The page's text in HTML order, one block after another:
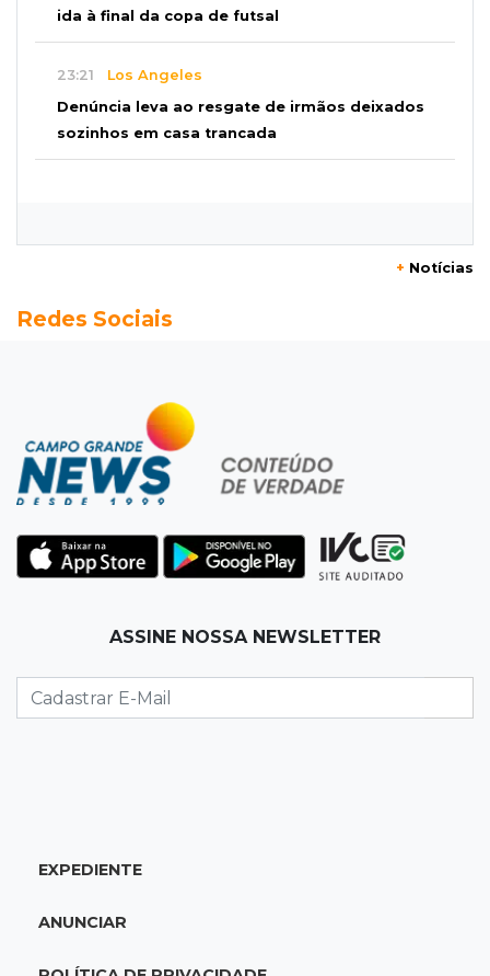
ida à final da copa de futsal
23:21 Los Angeles
Denúncia leva ao resgate de irmãos deixados
sozinhos em casa trancada
formação de ciclone bomba
23:00Ideb
Chapadão do Sul
Homem é baleado após apontar revólver para
policiais militares
22:42Resumão
Palmeiras e Vasco confirmam vagas nas
Eleitorado aprova teste da urna, mas diz que
colinha será "fundamental"
Escolas municipais lideram notas do Ensino
+ Notícias
Redes Sociais
ASSINE NOSSA NEWSLETTER
EXPEDIENTE
ANUNCIAR